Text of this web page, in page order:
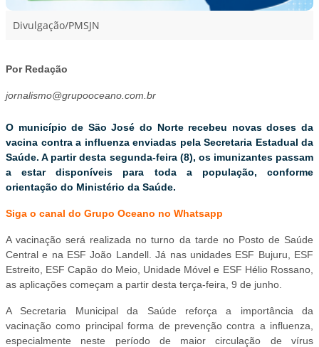
Divulgação/PMSJN
Por Redação
jornalismo@grupooceano.com.br
O município de São José do Norte recebeu novas doses da
vacina contra a influenza enviadas pela Secretaria Estadual da
Saúde. A partir desta segunda-feira (8), os imunizantes passam
a estar disponíveis para toda a população, conforme
orientação do Ministério da Saúde.
Siga o canal do Grupo Oceano no Whatsapp
A vacinação será realizada no turno da tarde no Posto de Saúde
Central e na ESF João Landell. Já nas unidades ESF Bujuru, ESF
Estreito, ESF Capão do Meio, Unidade Móvel e ESF Hélio Rossano,
as aplicações começam a partir desta terça-feira, 9 de junho.
A Secretaria Municipal da Saúde reforça a importância da
vacinação como principal forma de prevenção contra a influenza,
especialmente neste período de maior circulação de vírus